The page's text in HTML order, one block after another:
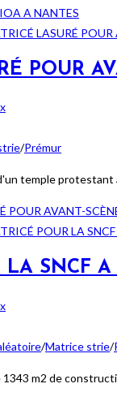
A NANTES
POUR
/Prémur
temple
POUR AVANT-
LA SNCF
/Matrice strie/
m2 de